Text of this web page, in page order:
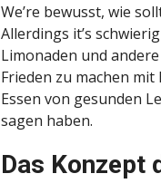
We’re bewusst, wie
Allerdings it’s
Limonaden und
Frieden zu machen
Essen von gesunden
sagen haben.
Das Konzept